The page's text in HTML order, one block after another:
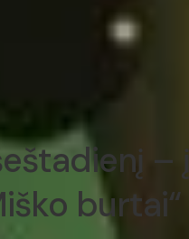
– į
burtai“